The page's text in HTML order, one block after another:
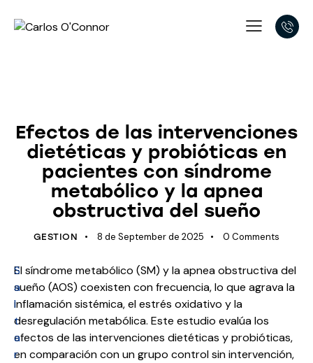
Efectos de las intervenciones
dietéticas y probióticas en
pacientes con síndrome
metabólico y la apnea
obstructiva del sueño
GESTION 8 de September de 2025 0 Comments
S
a
l
t
a
r
El síndrome metabólico (SM) y la apnea obstructiva del
sueño (AOS) coexisten con frecuencia, lo que agrava la
inflamación sistémica, el estrés oxidativo y la
desregulación metabólica. Este estudio evalúa los
efectos de las intervenciones dietéticas y probióticas,
en comparación con un grupo control sin intervención,